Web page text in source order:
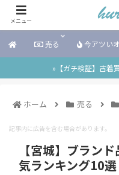
売る 今アツい
»【ガチ検証】古着
ホーム 売る
記事内に広告を含む場合があります。
【宮城】ブラン
気ランキング10選
メニュー